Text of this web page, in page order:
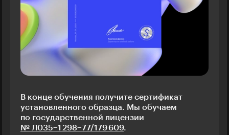
В конце обучения получите сертификат
установленного образца. Мы обучаем
по государственной лицензии
№ Л035−1 298−77/179 609.